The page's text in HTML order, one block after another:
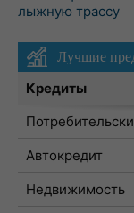
лыжную трассу
Лучшие
Кредиты
Автокредит
Недвижимость